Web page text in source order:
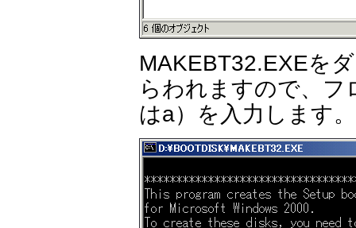
MAKEBT32.EXEを
らわれますので、
はa）を入力します。